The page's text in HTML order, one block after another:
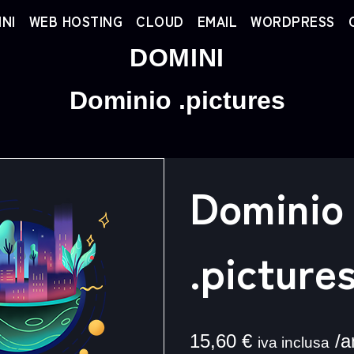
WEB HOSTING CLOUD EMAIL WORDPRESS
DOMINI
Dominio .pictures
Dominio
15,60 € iva inclusa /